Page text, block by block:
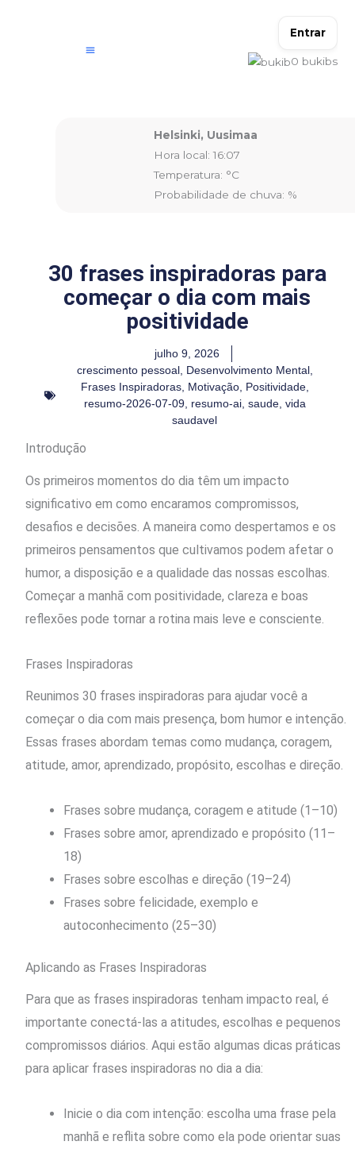
Entrar
0 bukibs
Helsinki, Uusimaa
Hora local: 16:07
Temperatura: °C
Probabilidade de chuva: %
30 frases inspiradoras para
começar o dia com mais
positividade
julho 9, 2026
crescimento pessoal, Desenvolvimento Mental,
Frases Inspiradoras, Motivação, Positividade,
resumo-2026-07-09, resumo-ai, saude, vida
saudavel
Introdução
Os primeiros momentos do dia têm um impacto
significativo em como encaramos compromissos,
desafios e decisões. A maneira como despertamos e os
primeiros pensamentos que cultivamos podem afetar o
humor, a disposição e a qualidade das nossas escolhas.
Começar a manhã com positividade, clareza e boas
reflexões pode tornar a rotina mais leve e consciente.
Frases Inspiradoras
Reunimos 30 frases inspiradoras para ajudar você a
começar o dia com mais presença, bom humor e intenção.
Essas frases abordam temas como mudança, coragem,
atitude, amor, aprendizado, propósito, escolhas e direção.
Frases sobre mudança, coragem e atitude (1–10)
Frases sobre amor, aprendizado e propósito (11–
18)
Frases sobre escolhas e direção (19–24)
Frases sobre felicidade, exemplo e
autoconhecimento (25–30)
Aplicando as Frases Inspiradoras
Para que as frases inspiradoras tenham impacto real, é
importante conectá-las a atitudes, escolhas e pequenos
compromissos diários. Aqui estão algumas dicas práticas
para aplicar frases inspiradoras no dia a dia:
Inicie o dia com intenção: escolha uma frase pela
manhã e reflita sobre como ela pode orientar suas